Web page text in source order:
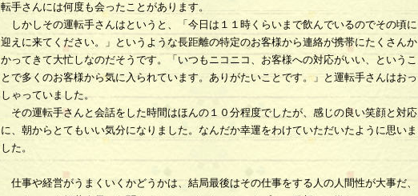
転手さんには何度も会ったことがあります。
しかしその運転手さんはというと、「今日は１１時くらいまで飲んでいるのでその頃に
迎えに来てください。」というような長距離の特定のお客様から連絡が携帯にたくさんか
かってきて大忙しなのだそうです。「いつもニコニコ、お客様への対応がいい、というこ
とで多くのお客様から気に入られています。ありがたいことです。」と運転手さんはおっ
しゃっていました。
その運転手さんと会話をした時間はほんの１０分程度でしたが、感じの良い笑顔と対応
に、朝からとてもいい気分になりました。なんだか幸運をわけていただいたように思いま
した。
仕事や経営がうまくいくかどうかは、結局最後はその仕事をする人の人間性が大事だ、